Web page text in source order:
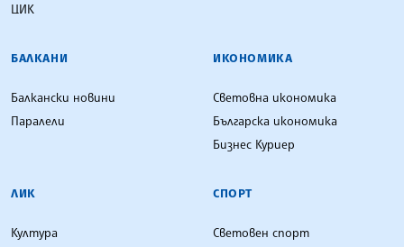
ЦИК
БАЛКАНИ
Балкански новини
Паралели
ИКОНОМИКА
Световна икономика
Българска икономика
Бизнес Куриер
ЛИК
Култура
СПОРТ
Световен спорт